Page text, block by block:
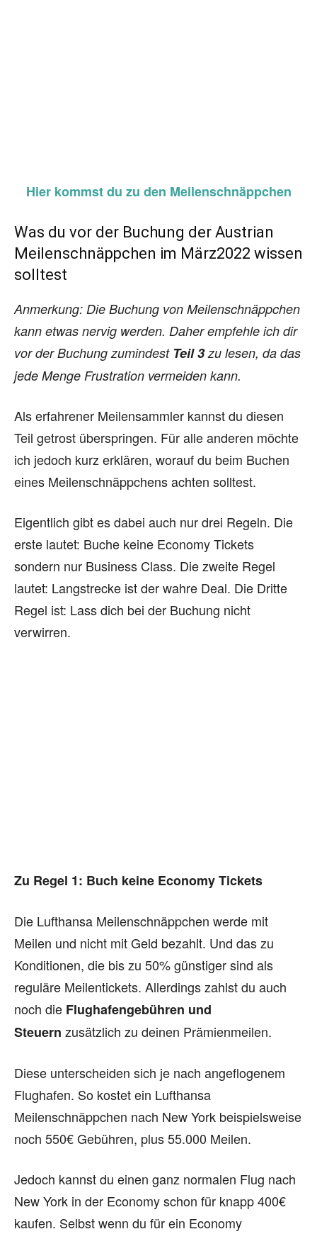
Hier kommst du zu den Meilenschnäppchen
Was du vor der Buchung der Austrian
Meilenschnäppchen im März2022 wissen
solltest
Anmerkung: Die Buchung von Meilenschnäppchen
kann etwas nervig werden. Daher empfehle ich dir
vor der Buchung zumindest Teil 3zu lesen, da das
jede Menge Frustration vermeiden kann.
Als erfahrener Meilensammler kannst du diesen
Teil getrost überspringen. Für alle anderen möchte
ich jedoch kurz erklären, worauf du beim Buchen
eines Meilenschnäppchens achten solltest.
Eigentlich gibt es dabei auch nur drei Regeln. Die
erste lautet: Buche keine Economy Tickets
sondern nur Business Class. Die zweite Regel
lautet: Langstrecke ist der wahre Deal. Die Dritte
Regel ist: Lass dich bei der Buchung nicht
verwirren.
Zu Regel 1: Buch keine Economy Tickets
Die Lufthansa Meilenschnäppchen werde mit
Meilen und nicht mit Geld bezahlt. Und das zu
Konditionen, die bis zu 50% günstiger sind als
reguläre Meilentickets. Allerdings zahlst du auch
noch die Flughafengebühren und
Steuern zusätzlich zu deinen Prämienmeilen.
Diese unterscheiden sich je nach angeflogenem
Flughafen. So kostet ein Lufthansa
Meilenschnäppchen nach New York beispielsweise
noch 550€ Gebühren, plus 55.000 Meilen.
Jedoch kannst du einen ganz normalen Flug nach
New York in der Economy schon für knapp 400€
kaufen. Selbst wenn du für ein Economy